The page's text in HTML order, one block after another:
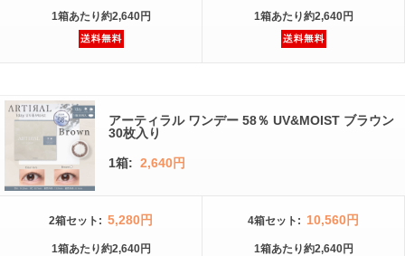
1箱あたり約2,640円 1箱あたり約2,640円
アーティラル ワンデー 58％ UV&MOIST ブラウン
30枚入り
1箱: 2,640円
2箱セット : 5,280円
1箱あたり約2,640円
4箱セット : 10,560円
1箱あたり約2,640円